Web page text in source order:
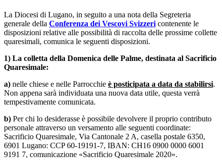
La Diocesi di Lugano, in seguito a una nota della Segreteria
generale della Conferenza dei Vescovi Svizzeri contenente le
disposizioni relative alle possibilità di raccolta delle prossime collette
quaresimali, comunica le seguenti disposizioni.
1) La colletta della Domenica delle Palme, destinata al Sacrificio
Quaresimale:
a) nelle chiese e nelle Parrocchie è posticipata a data da stabilirsi.
Non appena sarà individuata una nuova data utile, questa verrà
tempestivamente comunicata.
b) Per chi lo desiderasse è possibile devolvere il proprio contributo
personale attraverso un versamento alle seguenti coordinate:
Sacrificio Quaresimale, Via Cantonale 2 A, casella postale 6350,
6901 Lugano: CCP 60-19191-7, IBAN: CH16 0900 0000 6001
9191 7, comunicazione «Sacrificio Quaresimale 2020».